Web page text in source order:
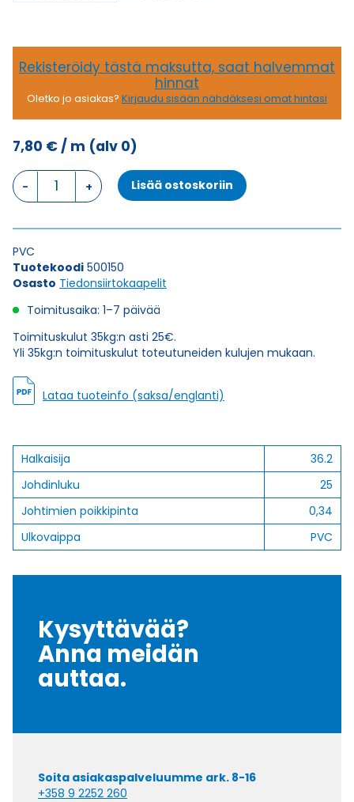
Rekisteröidy tästä maksutta, saat halvemmat
hinnat
Oletko jo asiakas? Kirjaudu sisään nähdäksesi omat hintasi
7,80 €/ m (alv 0)
Tiedonsiirtokaapeli
ELITRONIC
25X0,34
Lisää ostoskoriin
PVC
Tuotekoodi 500150
Osasto Tiedonsiirtokaapelit
Toimitusaika: 1–7 päivää
Toimituskulut 35kg:n asti 25€.
Yli 35kg:n toimituskulut toteutuneiden kulujen mukaan.
Lataa tuoteinfo (saksa/englanti)
Halkaisija
36.2
Johdinluku
25
Johtimien poikkipinta
0,34
Ulkovaippa
PVC
Kysyttävää?
Anna meidän
auttaa.
Soita asiakaspalveluumme ark. 8-16
+358 9 2252 260